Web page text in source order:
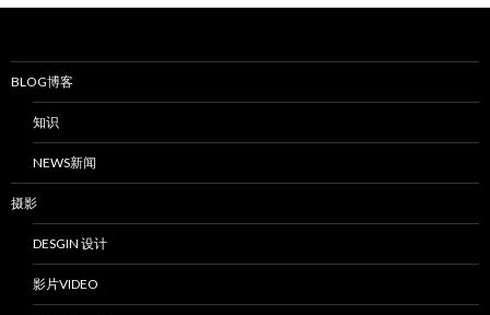
BLOG博客
知识
NEWS新闻
摄影
DESGIN 设计
影片VIDEO